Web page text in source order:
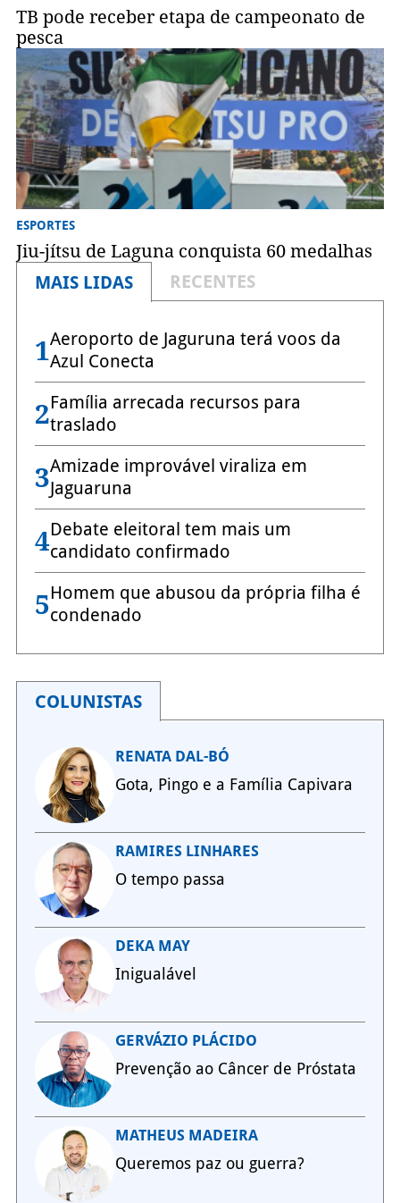
TB pode receber etapa de campeonato de
pesca
ESPORTES
Jiu-jítsu de Laguna conquista 60 medalhas
MAIS LIDAS
RECENTES
1Aeroporto de Jaguruna terá voos da
Azul Conecta
2Família arrecada recursos para
traslado
3Amizade improvável viraliza em
Jaguaruna
4Debate eleitoral tem mais um
candidato confirmado
5Homem que abusou da própria filha é
condenado
COLUNISTAS
RENATA DAL-BÓ
Gota, Pingo e a Família Capivara
RAMIRES LINHARES
O tempo passa
DEKA MAY
Inigualável
GERVÁZIO PLÁCIDO
Prevenção ao Câncer de Próstata
MATHEUS MADEIRA
Queremos paz ou guerra?